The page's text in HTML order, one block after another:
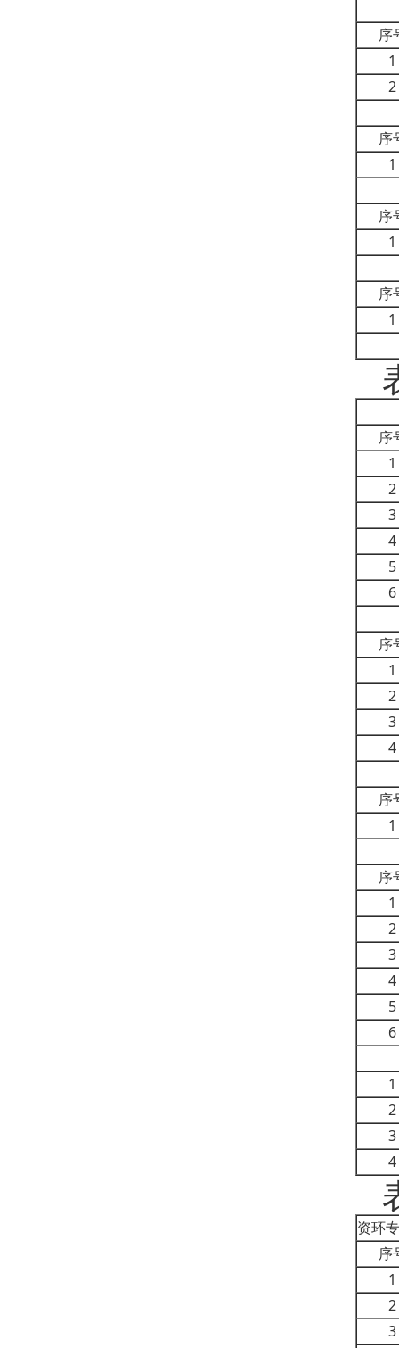
序
1
2
序
1
序
1
序
1
序
1
2
3
4
5
6
序
1
2
3
4
序
1
序
1
2
3
4
5
6
1
2
3
4
资环
序
1
2
3